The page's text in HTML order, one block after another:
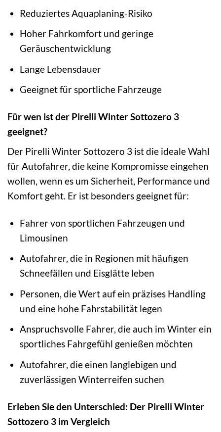
Reduziertes Aquaplaning-Risiko
Hoher Fahrkomfort und geringe
Geräuschentwicklung
Lange Lebensdauer
Geeignet für sportliche Fahrzeuge
Für wen ist der Pirelli Winter Sottozero 3
geeignet?
Der Pirelli Winter Sottozero 3 ist die ideale Wahl
für Autofahrer, die keine Kompromisse eingehen
wollen, wenn es um Sicherheit, Performance und
Komfort geht. Er ist besonders geeignet für:
Fahrer von sportlichen Fahrzeugen und
Limousinen
Autofahrer, die in Regionen mit häufigen
Schneefällen und Eisglätte leben
Personen, die Wert auf ein präzises Handling
und eine hohe Fahrstabilität legen
Anspruchsvolle Fahrer, die auch im Winter ein
sportliches Fahrgefühl genießen möchten
Autofahrer, die einen langlebigen und
zuverlässigen Winterreifen suchen
Erleben Sie den Unterschied: Der Pirelli Winter
Sottozero 3 im Vergleich